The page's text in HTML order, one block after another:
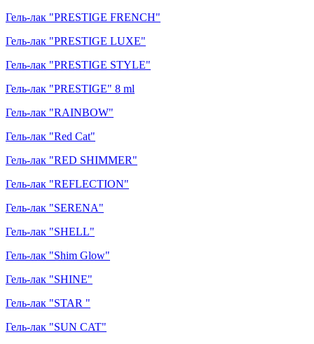
Гель-лак "PRESTIGE FRENCH"
Гель-лак "PRESTIGE LUXE"
Гель-лак "PRESTIGE STYLE"
Гель-лак "PRESTIGE" 8 ml
Гель-лак "RAINBOW"
Гель-лак "Red Cat"
Гель-лак "RED SHIMMER"
Гель-лак "REFLECTION"
Гель-лак "SERENA"
Гель-лак "SHELL"
Гель-лак "Shim Glow"
Гель-лак "SHINE"
Гель-лак "STAR "
Гель-лак "SUN CAT"